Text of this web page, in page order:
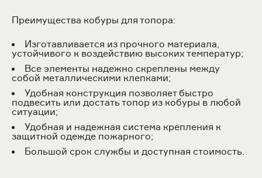
Преимущества кобуры для топора:
Изготавливается из прочного материала,
устойчивого к воздействию высоких температур;
Все элементы надежно скреплены между
собой металлическими клепками;
Удобная конструкция позволяет быстро
подвесить или достать топор из кобуры в любой
ситуации;
Удобная и надежная система крепления к
защитной одежде пожарного;
Большой срок службы и доступная стоимость.